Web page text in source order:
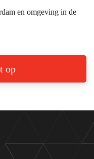
en omgeving in de
op